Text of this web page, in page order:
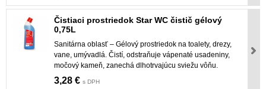
Čistiaci prostriedok Star WC čistič gélový
0,75L
Sanitárna oblasť – Gélový prostriedok na toalety, drezy,
vane, umývadlá. Čistí, odstraňuje vápenaté usadeniny,
močový kameň, zanechá dlhotrvajúcu sviežu vôňu.
3,28 € s DPH